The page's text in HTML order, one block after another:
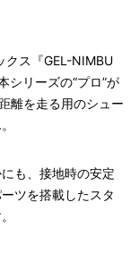
クス『GEL-NIMBU
シリーズの“プロ”が
離を走る用のシュー
も、接地時の安定
ツを搭載したスタ